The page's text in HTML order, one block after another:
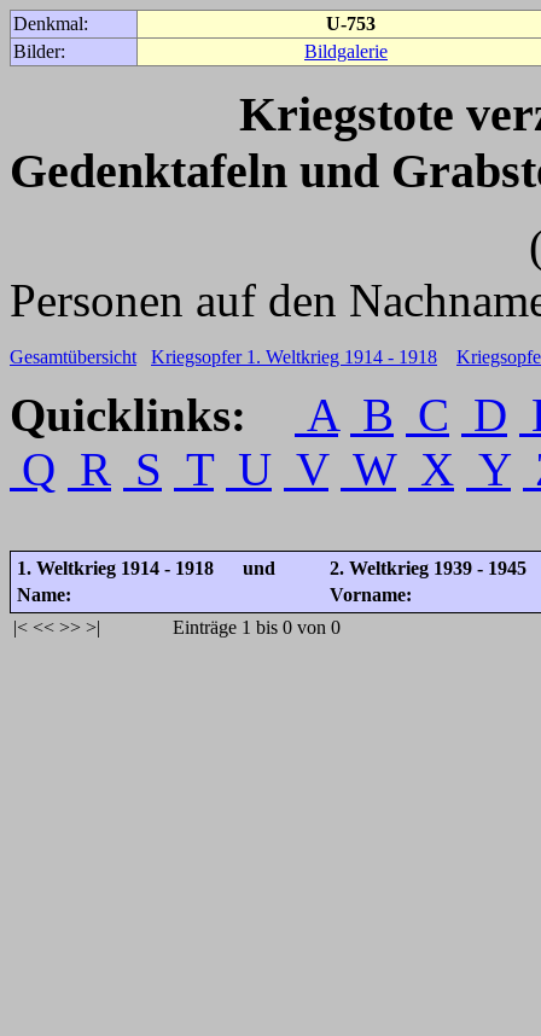
Denkmal:
U-753
Bilder:
Bildgalerie
Kriegstote
Gedenktafeln und
(Für weitere
Personen auf den
Gesamtübersicht Kriegsopfer 1. Weltkrieg 1914 - 1918
Quicklinks: A B C D
Q R S T U V W X Y
1. Weltkrieg 1914 - 1918 und
2. Weltkrieg 1939 - 1945
Name:
Vorname:
|< << >> >| Einträge 1 bis 0 von 0